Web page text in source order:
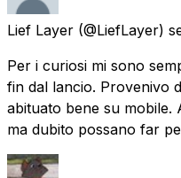
Lief Layer (@LiefLayer)
Per i curiosi mi sono
fin dal lancio. Provenivo
abituato bene su mobile.
ma dubito possano far